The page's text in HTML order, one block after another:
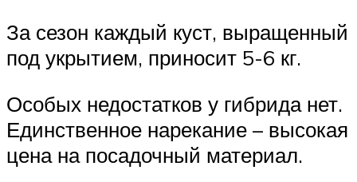
За сезон каждый куст, выращенный
под укрытием, приносит 5-6 кг.
Особых недостатков у гибрида нет.
Единственное нарекание – высокая
цена на посадочный материал.